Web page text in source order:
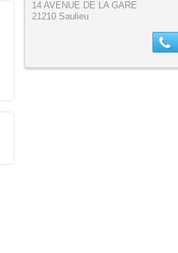
14 AVENUE DE LA GARE
21210 Saulieu